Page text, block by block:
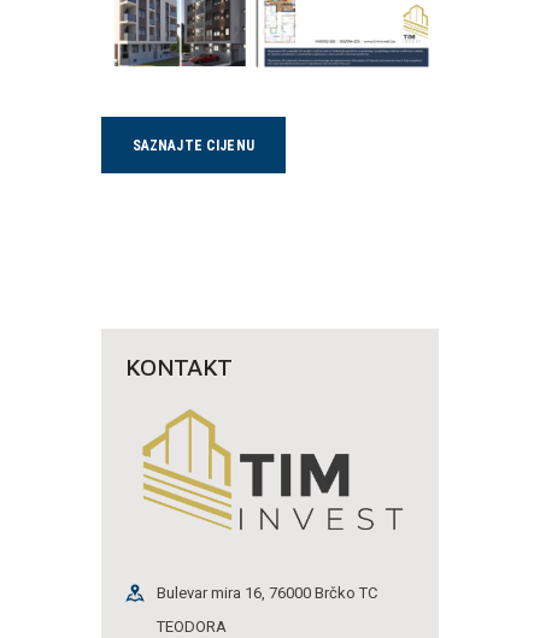
SAZNAJTE CIJENU
KONTAKT
Bulevar mira 16, 76000 Brčko TC
TEODORA